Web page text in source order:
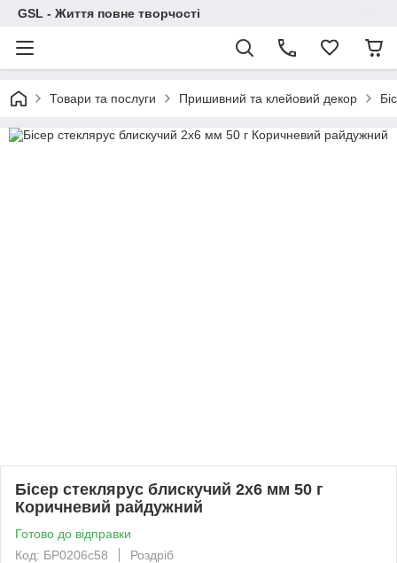
GSL - Життя повне творчості
Товари та послуги Пришивний та клейовий декор
Бісер стеклярус блискучий 2х6 мм 50 г
Коричневий райдужний
Готово до відправки
Код: БР0206с58
Роздріб